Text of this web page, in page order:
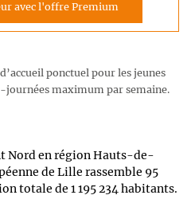
avec l'offre Premium
ponctuel pour les jeunes
journées maximum par semaine.
Nord en région Hauts-de-
de Lille rassemble 95
totale de 1 195 234 habitants.